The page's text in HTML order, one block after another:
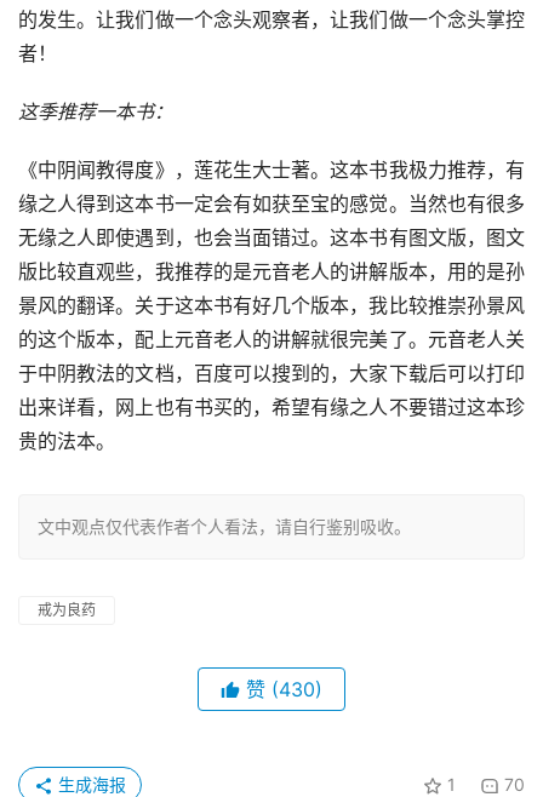
的发生。让我们做一个念头观察者，让我们做一个念头掌控
者！
这季推荐一本书：
《中阴闻教得度》，莲花生大士著。这本书我极力推荐，有
缘之人得到这本书一定会有如获至宝的感觉。当然也有很多
无缘之人即使遇到，也会当面错过。这本书有图文版，图文
版比较直观些，我推荐的是元音老人的讲解版本，用的是孙
景风的翻译。关于这本书有好几个版本，我比较推崇孙景风
的这个版本，配上元音老人的讲解就很完美了。元音老人关
于中阴教法的文档，百度可以搜到的，大家下载后可以打印
出来详看，网上也有书买的，希望有缘之人不要错过这本珍
贵的法本。
文中观点仅代表作者个人看法，请自行鉴别吸收。
戒为良药
赞 (430)
1 70
生成海报